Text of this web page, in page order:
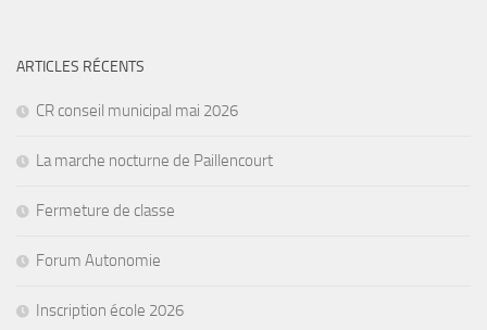
ARTICLES RÉCENTS
CR conseil municipal mai 2026
La marche nocturne de Paillencourt
Fermeture de classe
Forum Autonomie
Inscription école 2026